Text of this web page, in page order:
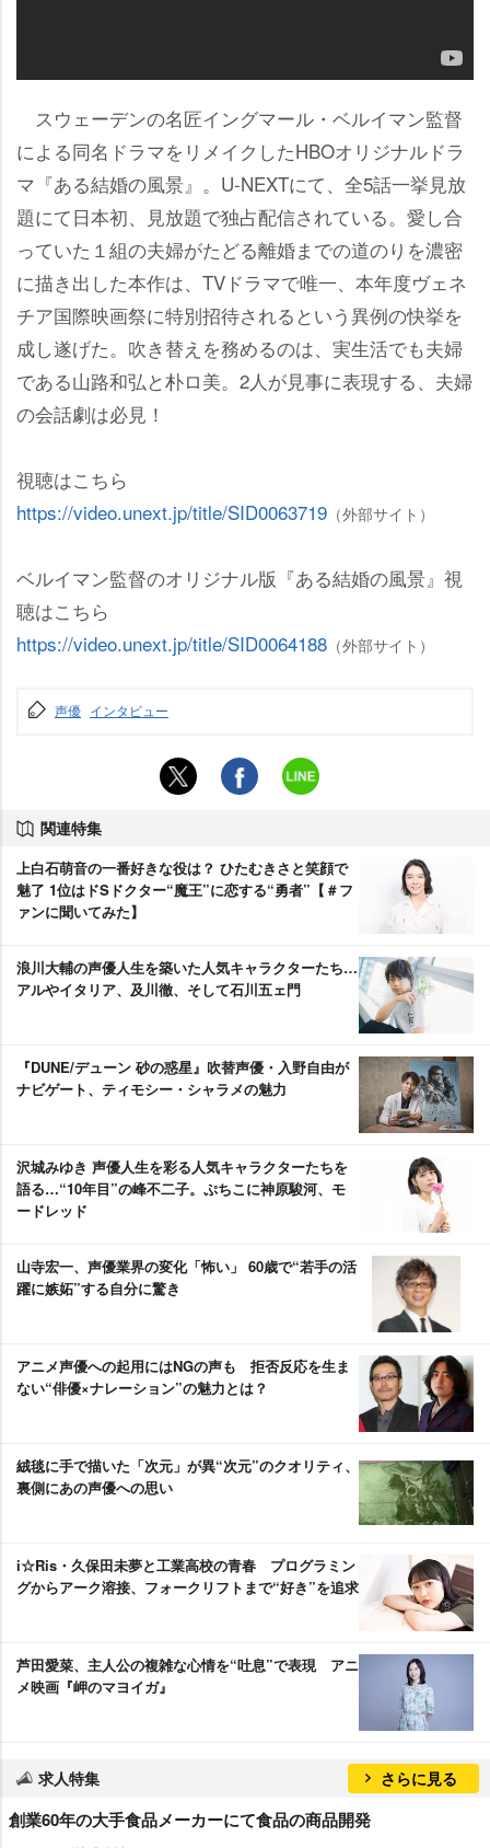
スウェーデンの名匠イングマール・ベルイマン監督
による同名ドラマをリメイクしたHBOオリジナルドラ
マ『ある結婚の風景』。U-NEXTにて、全5話一挙見放
題にて日本初、見放題で独占配信されている。愛し合
っていた１組の夫婦がたどる離婚までの道のりを濃密
に描き出した本作は、TVドラマで唯一、本年度ヴェネ
チア国際映画祭に特別招待されるという異例の快挙を
成し遂げた。吹き替えを務めるのは、実生活でも夫婦
である山路和弘と朴ロ美。2人が見事に表現する、夫婦
の会話劇は必見！
視聴はこちら
https://video.unext.jp/title/SID0063719 （外部サイト）
ベルイマン監督のオリジナル版『ある結婚の風景』視
聴はこちら
https://video.unext.jp/title/SID0064188 （外部サイト）
声優 インタビュー
関連特集
上白石萌音の一番好きな役は？ ひたむきさと笑顔で
魅了 1位はドSドクター“魔王”に恋する“勇者”【＃フ
ァンに聞いてみた】
浪川大輔の声優人生を築いた人気キャラクターたち…
アルやイタリア、及川徹、そして石川五ェ門
『DUNE/デューン 砂の惑星』吹替声優・入野自由が
ナビゲート、ティモシー・シャラメの魅力
沢城みゆき 声優人生を彩る人気キャラクターたちを
語る…“10年目”の峰不二子。ぷちこに神原駿河、モ
ードレッド
山寺宏一、声優業界の変化「怖い」 60歳で“若手の活
躍に嫉妬”する自分に驚き
アニメ声優への起用にはNGの声も 拒否反応を生ま
ない“俳優×ナレーション”の魅力とは？
絨毯に手で描いた「次元」が異“次元”のクオリティ、
裏側にあの声優への思い
i☆Ris・久保田未夢と工業高校の青春 プログラミン
グからアーク溶接、フォークリフトまで“好き”を追求
芦田愛菜、主人公の複雑な心情を“吐息”で表現 アニ
メ映画『岬のマヨイガ』
求人特集 さらに見る
創業60年の大手食品メーカーにて食品の商品開発